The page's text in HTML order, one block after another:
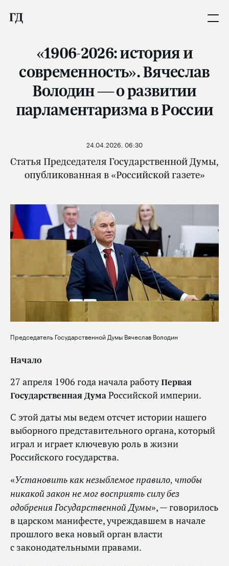
«1906-2026: история и
современность». Вячеслав
Володин — о развитии
парламентаризма в России
Статья Председателя Государственной Думы,
опубликованная в «Российской газете»
24.04.2026, 06:30
Председатель Государственной Думы Вячеслав Володин
Начало
27 апреля 1906 года начала работуПервая
Государственная ДумаРоссийской империи.
С этой даты мы ведем отсчет истории нашего
выборного представительного органа, который
играл и играет ключевую роль в жизни
Российского государства.
«Установить как незыблемое правило, чтобы
никакой закон не мог восприять силу без
одобрения Государственной Думы», — говорилось
в царском манифесте, учреждавшем в начале
прошлого века новый орган власти
с законодательными правами.